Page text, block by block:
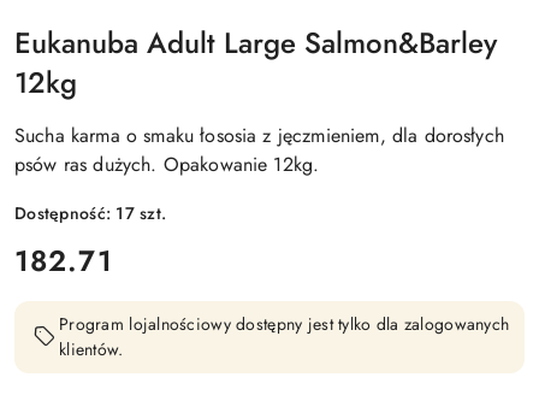
Eukanuba Adult Large Salmon&Barley
12kg
Sucha karma o smaku łososia z jęczmieniem, dla dorosłych
psów ras dużych. Opakowanie 12kg.
Dostępność: 17szt.
cena:
182.71
Program lojalnościowy dostępny jest tylko dla zalogowanych
klientów.